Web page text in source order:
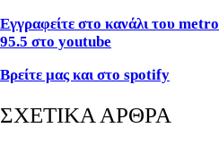
Εγγραφείτε στο κανάλι του
95.5 στο youtube
Βρείτε μας και στο spotify
ΣΧΕΤΙΚΑ ΑΡΘΡΑ